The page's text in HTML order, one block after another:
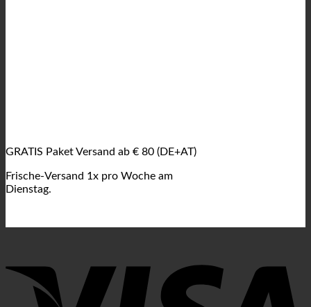
GRATIS Paket Versand ab € 80 (DE+AT)
Frische-Versand 1x pro Woche am
Dienstag.